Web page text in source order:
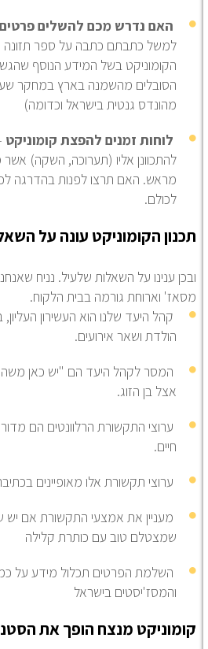
האם נדרש מכם להשלים פרטים כדי
למשל כתבתם כתבה על ספר תזונה חדש,
הקומוניקט בשל המידע הנוסף שהגשתם
הסובלים מהשמנה בארץ במחקר
מהונדס גנטית בישראל וכדומה)
לוחות זמנים להפצת קומוניקט–
להתכוונן אליו (תערוכה, השקה) אשר
מראש. האם תרצו לפנות בהדרגה
לכולם.
הקומוניקט עונה על
ענינו על השאלות שלעיל. נניח שאנחנו
וארוחת גורמה בבית הלקוח.
קהל היעד שלנו הוא העשירון העליון,
הולדת ושאר אירועים.
המסר לקהל היעד הם "יש כאן משהו
אצל בן הזוג.
ערוצי התקשורת הרלוונטים הם מדורי
חיים.
ערוצי תקשורת אלו מאופיינים בכתיבה
מעניין את אמצעי התקשורת אם יש שירות
שמצטלם טוב עם כותרת קלילה
השלמת הפרטים תכלול מידע על כמות
והמסז'יסטים בישראל
מנצח הופך את